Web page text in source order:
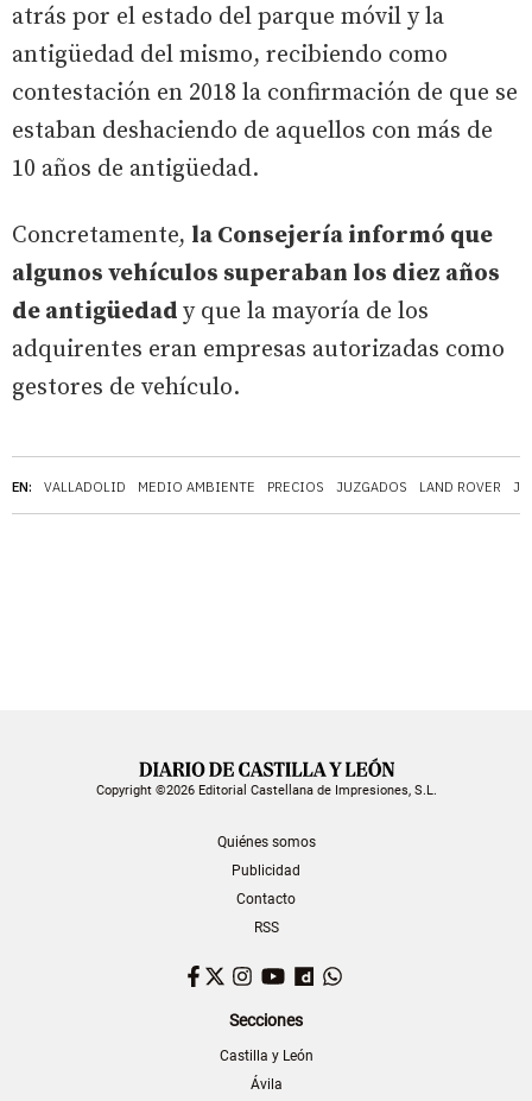
EN: VALLADOLID MEDIO AMBIENTE PRECIOS JUZGADOS LAND ROVER
atrás por el estado del parque móvil y la
antigüedad del mismo, recibiendo como
contestación en 2018 la confirmación de que se
estaban deshaciendo de aquellos con más de
10 años de antigüedad.
Concretamente, la Consejería informó que
algunos vehículos superaban los diez años
de antigüedad y que la mayoría de los
adquirentes eran empresas autorizadas como
gestores de vehículo.
Copyright ©2026 Editorial Castellana de Impresiones, S.L.
Quiénes somos
Publicidad
Contacto
RSS
Facebook
TwitterInstagram
YouTubeDailymotion
Secciones
Castilla y León
Ávila